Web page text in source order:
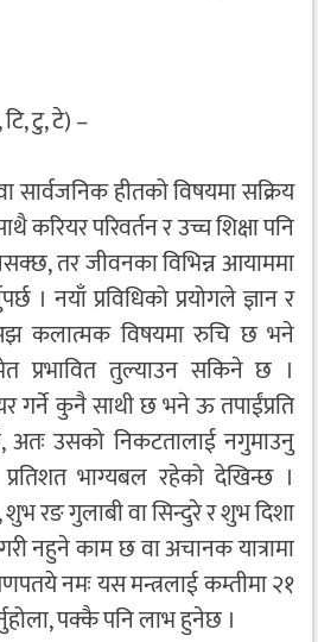
टु, टे) –
सार्वजनिक हीतको विषयमा सक्रिय
करियर परिवर्तन र उच्च शिक्षा पनि
तर जीवनका विभिन्न आयाममा
। नयाँ प्रविधिको प्रयोगले ज्ञान र
कलात्मक विषयमा रुचि छ भने
प्रभावित तुल्याउन सकिने छ ।
गर्ने कुनै साथी छ भने ऊ तपाईंप्रति
अतः उसको निकटतालाई नगुमाउनु
भाग्यबल रहेको देखिन्छ ।
रङ गुलाबी वा सिन्दुरे र शुभ दिशा
नहुने काम छ वा अचानक यात्रामा
नमः यस मन्त्रलाई कम्तीमा २१
पक्कै पनि लाभ हुनेछ ।